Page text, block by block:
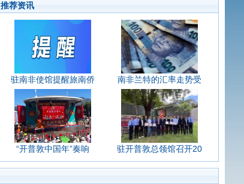
推荐资讯
驻南非使馆提醒旅南侨 南非兰特的汇率走势受
“开普敦中国年”奏响 驻开普敦总领馆召开20